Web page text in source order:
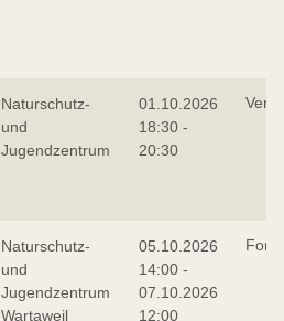
Naturschutz-
und
Jugendzentrum
01.10.2026
18:30 -
20:30
Naturschutz-
und
Jugendzentrum
Wartaweil
05.10.2026
14:00 -
07.10.2026
12:00